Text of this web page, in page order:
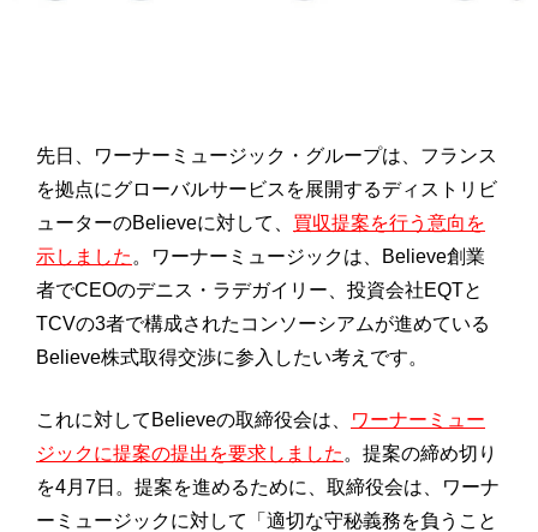
先日、ワーナーミュージック・グループは、フランス
を拠点にグローバルサービスを展開するディストリビ
ューターのBelieveに対して、 買収提案を行う意向を
示しました 。ワーナーミュージックは、Believe創業
者でCEOのデニス・ラデガイリー、投資会社EQTと
TCVの3者で構成されたコンソーシアムが進めている
Believe株式取得交渉に参入したい考えです。
これに対してBelieveの取締役会は、
ワーナーミュー
ジックに提案の提出を要求しました 。提案の締め切り
を4月7日。提案を進めるために、取締役会は、ワーナ
ーミュージックに対して「適切な守秘義務を負うこと